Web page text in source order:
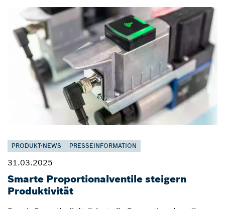
PRODUKT-NEWS PRESSEINFORMATION
31.03.2025
Smarte Proportionalventile steigern
Produktivität